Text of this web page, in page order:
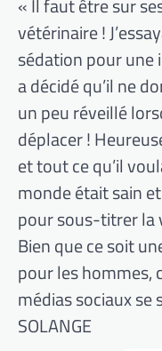
« Il faut être sur
vétérinaire !
sédation pour une
a décidé qu’il ne
un peu réveillé
déplacer !
et tout ce qu’il
monde était sain
pour sous-titrer la
Bien que ce soit
pour les hommes,
médias sociaux se
SOLANGE